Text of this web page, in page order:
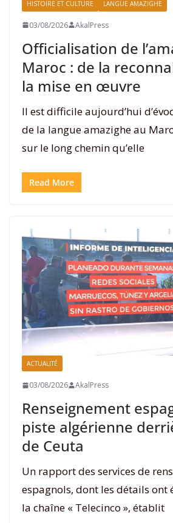
HISTOIRE ET CULTURE LANGUE AMAZIGHE
03/08/2026 AkalPress
Officialisation de
Maroc : de la
la mise en œuvre
Il est difficile aujourd’hui
de la langue amazighe au
sur le long chemin qu’elle
Read More
ACTUALITÉ
03/08/2026 AkalPress
Renseignement
piste algérienne
de Ceuta
Un rapport des services de
espagnols, dont les détails ont
la chaîne « Telecinco », établit